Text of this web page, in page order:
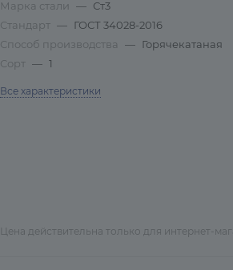
Марка стали
— Ст3
Стандарт — ГОСТ 34028-2016
Способ производства
— Горячекатаная
Сорт — 1
Все характеристики
Цена действительна только для интернет-